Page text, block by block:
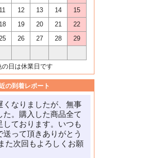
11 12 13 14
15
18 19 20 21
22
26 27 28
29
の日は休業日です
の到着レポート
くなりましたが、無事
た。購入した商品全て
しております。いつも
送って頂きありがとう
た次回もよろしくお願